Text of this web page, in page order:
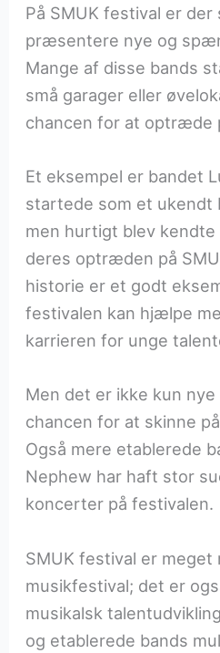
På SMUK festival er
præsentere nye og
Mange af disse bands
små garager eller
chancen for at optræde
Et eksempel er bandet
startede som et ukendt
men hurtigt blev
deres optræden på
historie er et godt
festivalen kan hjælpe
karrieren for unge
Men det er ikke kun
chancen for at skinne
Også mere etablerede
Nephew har haft stor
koncerter på festivalen.
SMUK festival er meget
musikfestival; det er
musikalsk
og etablerede bands